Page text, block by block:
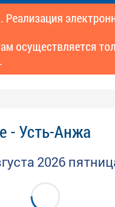
осуществляется
- Усть-Анжа
2026